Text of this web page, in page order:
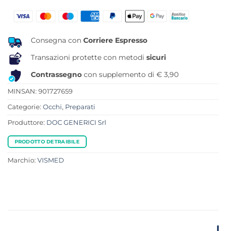
Consegna con Corriere Espresso
Transazioni protette con metodi sicuri
Contrassegno con supplemento di € 3,90
MINSAN: 901727659
Categorie: Occhi, Preparati
Produttore: DOC GENERICI Srl
PRODOTTO DETRAIBILE
Marchio: VISMED